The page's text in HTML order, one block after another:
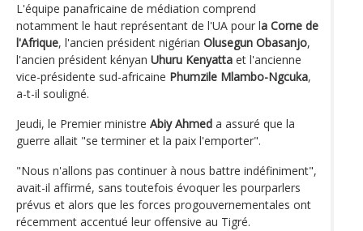
L'équipe panafricaine de médiation comprend
notamment le haut représentant de l'UA pour la Corne de
l'Afrique, l'ancien président nigérian Olusegun Obasanjo,
l'ancien président kényan Uhuru Kenyatta et l'ancienne
vice-présidente sud-africaine Phumzile Mlambo-Ngcuka,
a-t-il souligné.
Jeudi, le Premier ministre Abiy Ahmed a assuré que la
guerre allait "se terminer et la paix l'emporter".
"Nous n'allons pas continuer à nous battre indéfiniment",
avait-il affirmé, sans toutefois évoquer les pourparlers
prévus et alors que les forces progouvernementales ont
récemment accentué leur offensive au Tigré.